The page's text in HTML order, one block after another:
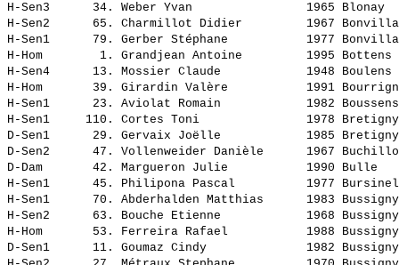
H-Sen3      34. Weber Yvan
1965
H-Sen2      65. Charmillot Didier
1967
H-Sen1      79. Gerber Stéphane
1977
H-Hom        1. Grandjean Antoine
1995
H-Sen4      13. Mossier Claude
1948
H-Hom       39. Girardin Valère
1991
H-Sen1      23. Aviolat Romain
1982
H-Sen1     110. Cortes Toni
1978
D-Sen1      29. Gervaix Joëlle
1985
D-Sen2      47. Vollenweider Danièle
1967
D-Dam       42. Margueron Julie
1990
H-Sen1      45. Philipona Pascal
1977
H-Sen1      70. Abderhalden Matthias
1983
H-Sen2      63. Bouche Etienne
1968
H-Hom       53. Ferreira Rafael
1988
D-Sen1      11. Goumaz Cindy
1982